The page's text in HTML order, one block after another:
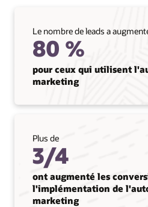
Le nombre de leads a
80 %
pour ceux qui utilisent
marketing
Plus de
3/4
ont augmenté les
l'implémentation de
marketing